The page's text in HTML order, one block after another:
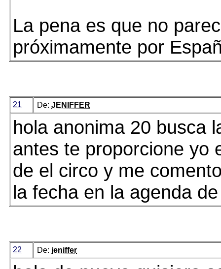
La pena es que no
próximamente por
21 De: JENIFFER
hola anonima 20 busca
antes te proporcione yo
de el circo y me
la fecha en la agenda
22 De: jeniffer